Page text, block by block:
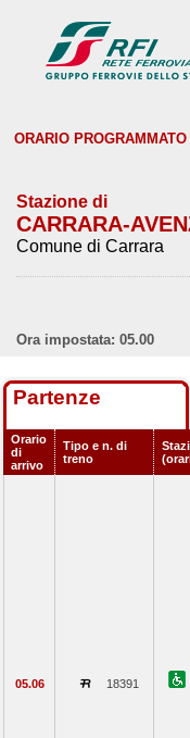
ORARIO
Stazione di
CARRARA-
Comune di Carrara
Ora impostata: 05.00
Partenze
Orario
di
arrivo
Tipo e n. di
treno
05.06 18391